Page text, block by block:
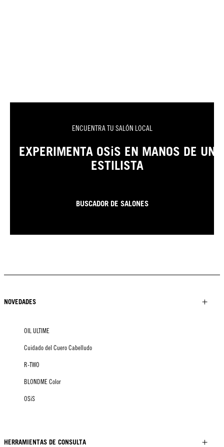
ENCUENTRA TU SALÓN LOCAL
EXPERIMENTA OSiS EN MANOS DE UN
ESTILISTA
BUSCADOR DE SALONES
NOVEDADES
OIL ULTIME
Cuidado del Cuero Cabelludo
R-TWO
BLONDME Color
OSiS
HERRAMIENTAS DE CONSULTA